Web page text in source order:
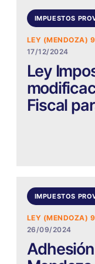
IMPUESTOS
LEY (MENDOZA)
17/12/2024
Ley
Fiscal
IMPUESTOS
LEY (MENDOZA)
26/09/2024